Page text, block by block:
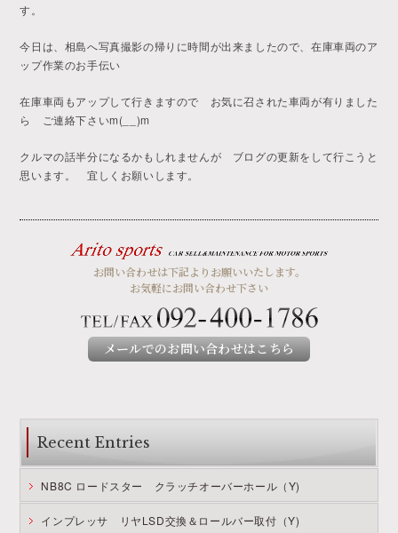
Recent Entries
NB8C ロードスター クラッチオーバーホール（Y)
インプレッサ リヤLSD交換＆ロールバー取付（Y)
す。
今日は、相島へ写真撮影の帰りに時間が出来ましたので、在庫車両のア
ップ作業のお手伝い
在庫車両もアップして行きますので お気に召された車両が有りました
ら ご連絡下さいm(__)m
クルマの話半分になるかもしれませんが ブログの更新をして行こうと
思います。 宜しくお願いします。
お問い合わせは下記よりお願いいたします。
お気軽にお問い合わせ下さい
メールでのお問い合わせはこちら